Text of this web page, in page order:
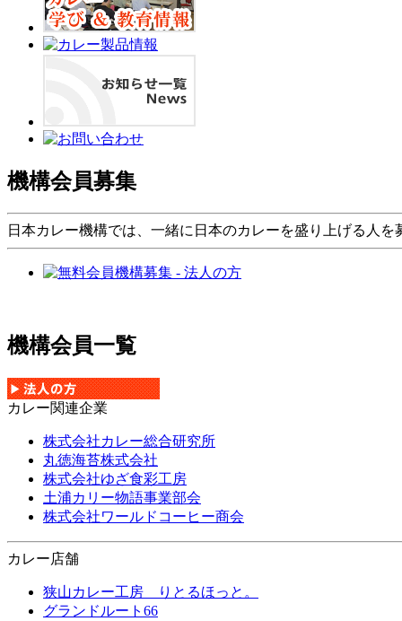
機構会員募集
日本カレー機構では、一緒に日本のカレーを盛り上げる人
機構会員一覧
カレー関連企業
株式会社カレー総合研究所
丸徳海苔株式会社
株式会社ゆざ食彩工房
土浦カリー物語事業部会
株式会社ワールドコーヒー商会
カレー店舗
狭山カレー工房 りとるほっと。
グランドルート66